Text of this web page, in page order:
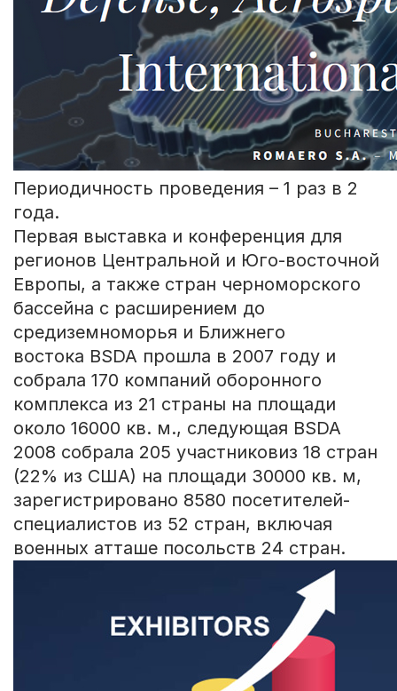
Периодичность проведения – 1 раз в 2
года.
Первая выставка и конференция для
регионов Центральной и Юго-восточной
Европы, а также стран черноморского
бассейна с расширением до
средиземноморья и Ближнего
востока BSDA прошла в 2007 году и
собрала 170 компаний оборонного
комплекса из 21 страны на площади
около 16000 кв. м., следующая BSDA
2008 собрала 205 участниковиз 18 стран
(22% из США) на площади 30000 кв. м,
зарегистрировано 8580 посетителей-
специалистов из 52 стран, включая
военных атташе посольств 24 стран.